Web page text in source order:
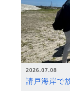
2026.07.08
請戸海岸で